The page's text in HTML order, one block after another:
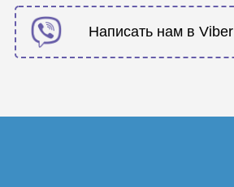
Написать нам в Viber